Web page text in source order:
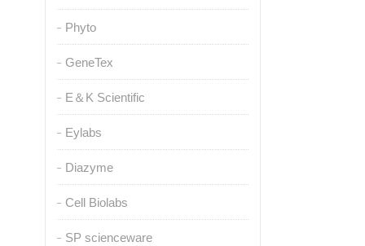
Phyto
GeneTex
E＆K Scientific
Eylabs
Diazyme
Cell Biolabs
SP scienceware